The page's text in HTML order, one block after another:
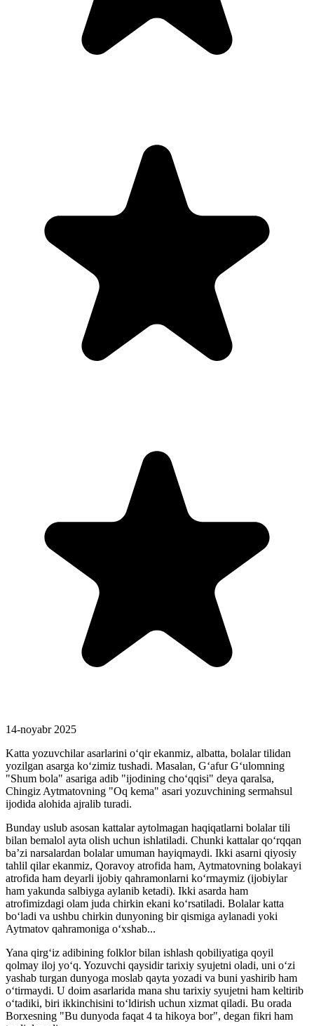
14-noyabr 2025
Katta yozuvchilar asarlarini o‘qir ekanmiz, albatta, bolalar tilidan
yozilgan asarga ko‘zimiz tushadi. Masalan, G‘afur G‘ulomning
"Shum bola" asariga adib "ijodining cho‘qqisi" deya qaralsa,
Chingiz Aytmatovning "Oq kema" asari yozuvchining sermahsul
ijodida alohida ajralib turadi.
Bunday uslub asosan kattalar aytolmagan haqiqatlarni bolalar tili
bilan bemalol ayta olish uchun ishlatiladi. Chunki kattalar qo‘rqqan
baʼzi narsalardan bolalar umuman hayiqmaydi. Ikki asarni qiyosiy
tahlil qilar ekanmiz, Qoravoy atrofida ham, Aytmatovning bolakayi
atrofida ham deyarli ijobiy qahramonlarni ko‘rmaymiz (ijobiylar
ham yakunda salbiyga aylanib ketadi). Ikki asarda ham
atrofimizdagi olam juda chirkin ekani ko‘rsatiladi. Bolalar katta
bo‘ladi va ushbu chirkin dunyoning bir qismiga aylanadi yoki
Aytmatov qahramoniga o‘xshab...
Yana qirg‘iz adibining folklor bilan ishlash qobiliyatiga qoyil
qolmay iloj yo‘q. Yozuvchi qaysidir tarixiy syujetni oladi, uni o‘zi
yashab turgan dunyoga moslab qayta yozadi va buni yashirib ham
o‘tirmaydi. U doim asarlarida mana shu tarixiy syujetni ham keltirib
o‘tadiki, biri ikkinchisini to‘ldirish uchun xizmat qiladi. Bu orada
Borxesning "Bu dunyoda faqat 4 ta hikoya bor", degan fikri ham